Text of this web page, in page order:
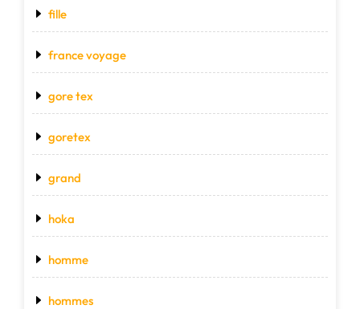
fille
france voyage
gore tex
goretex
grand
hoka
homme
hommes